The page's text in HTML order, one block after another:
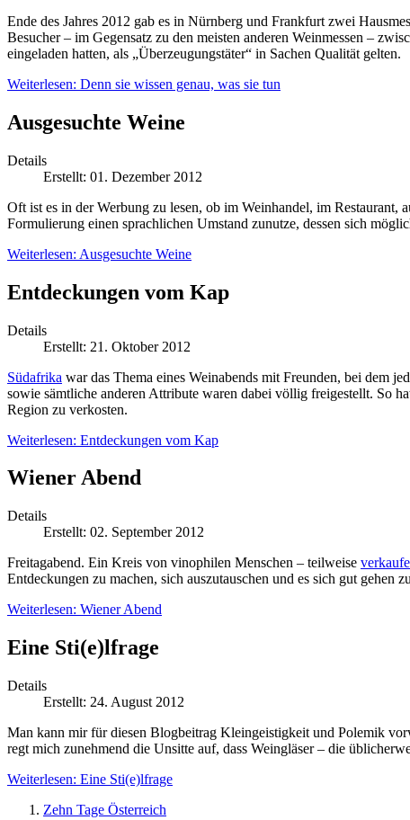
Ende des Jahres 2012 gab es in Nürnberg und Frankfurt zwei
Besucher – im Gegensatz zu den meisten anderen Weinmessen –
eingeladen hatten, als „Überzeugungstäter“ in Sachen Qualität gelten.
Weiterlesen: Denn sie wissen genau, was sie tun
Ausgesuchte Weine
Details
Erstellt: 01. Dezember 2012
Oft ist es in der Werbung zu lesen, ob im Weinhandel, im Restaurant,
Formulierung einen sprachlichen Umstand zunutze, dessen sich
Weiterlesen: Ausgesuchte Weine
Entdeckungen vom Kap
Details
Erstellt: 21. Oktober 2012
Südafrika war das Thema eines Weinabends mit Freunden, bei dem
sowie sämtliche anderen Attribute waren dabei völlig freigestellt. So
Region zu verkosten.
Weiterlesen: Entdeckungen vom Kap
Wiener Abend
Details
Erstellt: 02. September 2012
Freitagabend. Ein Kreis von vinophilen Menschen – teilweise
Entdeckungen zu machen, sich auszutauschen und es sich gut gehen
Weiterlesen: Wiener Abend
Eine Sti(e)lfrage
Details
Erstellt: 24. August 2012
Man kann mir für diesen Blogbeitrag Kleingeistigkeit und Polemik
regt mich zunehmend die Unsitte auf, dass Weingläser – die
Weiterlesen: Eine Sti(e)lfrage
Zehn Tage Österreich